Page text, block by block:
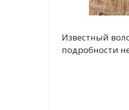
Известный
подробности